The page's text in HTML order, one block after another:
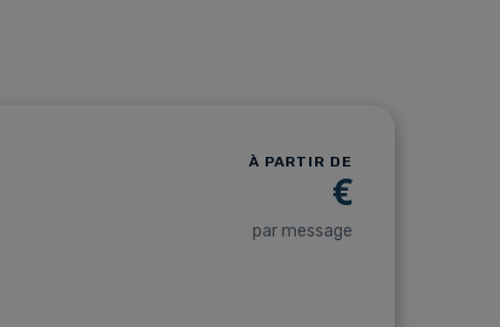
À PARTIR DE
€
par message